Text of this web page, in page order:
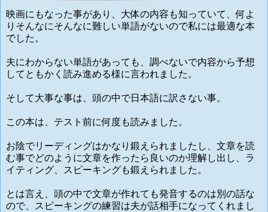
映画にもなった事があり、大体の内容も知っていて、何よ
りそんなにそんなに難しい単語がないので私には最適な本
でした。
夫にわからない単語があっても、調べないで内容から予想
してともかく読み進める様に言われました。
そして大事な事は、頭の中で日本語に訳さない事。
この本は、テスト前に何度も読みました。
お陰でリーディングはかなり鍛えられましたし、文章を読
む事でどのように文章を作ったら良いのか理解し出し、ラ
イティング、スピーキングも鍛えられました。
とは言え、頭の中で文章が作れても発音するのは別の話な
ので、スピーキングの練習は夫が話相手になってくれまし